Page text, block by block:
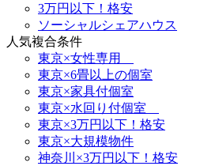
3万円以下！格安
ソーシャルシェアハウス
人気複合条件
東京×女性専用
東京×6畳以上の個室
東京×家具付個室
東京×水回り付個室
東京×3万円以下！格安
東京×大規模物件
神奈川×3万円以下！格安